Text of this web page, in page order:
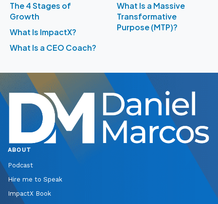
The 4 Stages of
Growth
What Is ImpactX?
What Is a CEO Coach?
What Is a Massive
Transformative
Purpose (MTP)?
ABOUT
Podcast
Hire me to Speak
ImpactX Book